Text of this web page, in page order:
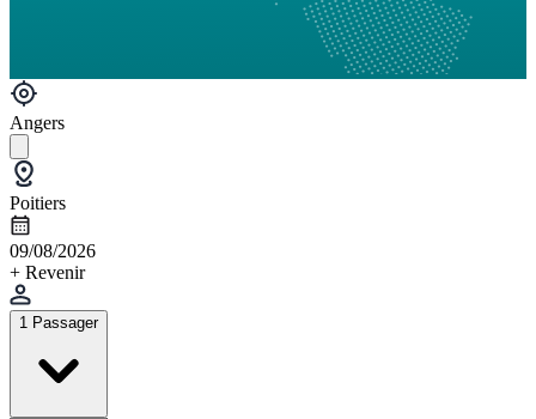
Angers
Poitiers
09/08/2026
+ Revenir
1 Passager